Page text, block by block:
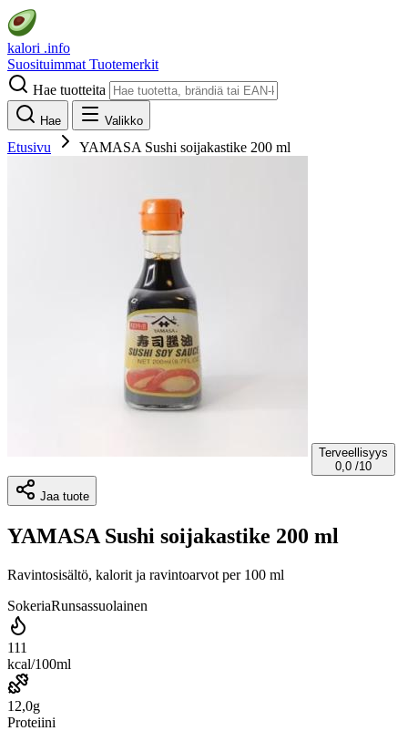
kalori .info
Suosituimmat Tuotemerkit
Hae tuotteita
Hae Valikko
Etusivu YAMASA Sushi soijakastike 200 ml
Terveellisyys
0,0 /10
Jaa tuote
YAMASA Sushi soijakastike 200 ml
Ravintosisältö, kalorit ja ravintoarvot per 100 ml
SokeriaRunsassuolainen
111
kcal/100ml
12,0g
Proteiini